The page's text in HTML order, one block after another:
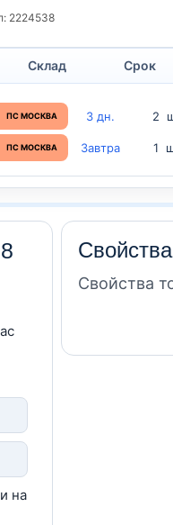
2224538
Склад Срок
ПС МОСКВА 3 дн. 2
ПС МОСКВА Завтра 1
на
Свойства